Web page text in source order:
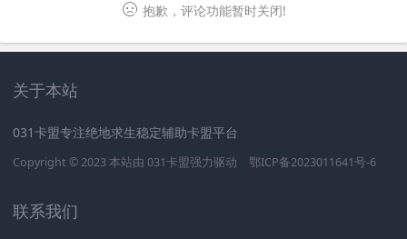
抱歉，评论功能暂时关闭!
关于本站
031卡盟专注绝地求生稳定辅助卡盟平台
Copyright © 2023 本站由 031卡盟强力驱动 鄂ICP备2023011641号-6
联系我们